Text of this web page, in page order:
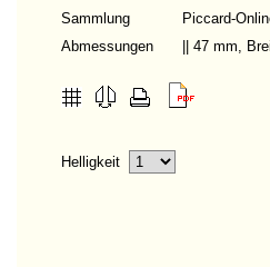
Sammlung
Piccard-
Abmessungen
|| 47 mm,
Helligkeit